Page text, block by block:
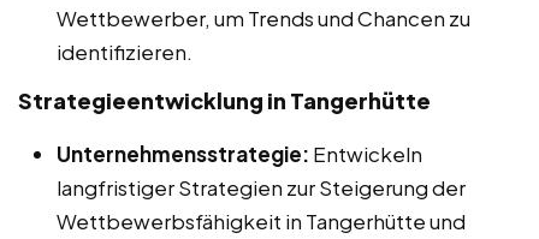
Wettbewerber, um Trends und Chancen zu
identifizieren.
Strategieentwicklung in Tangerhütte
Unternehmensstrategie: Entwickeln
langfristiger Strategien zur Steigerung der
Wettbewerbsfähigkeit in Tangerhütte und